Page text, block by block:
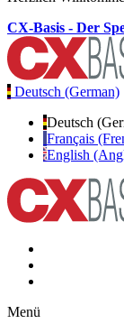
CX-Basis - Der
Deutsch (German)
Deutsch
Français
English
Menü